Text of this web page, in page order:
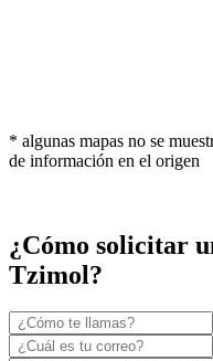
* algunas mapas no se
de información en el origen
¿Cómo solicitar
Tzimol?